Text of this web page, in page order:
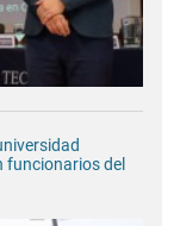
funcionarios del